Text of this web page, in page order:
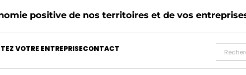
positive de nos territoires et de vos
VOTRE ENTREPRISECONTACT